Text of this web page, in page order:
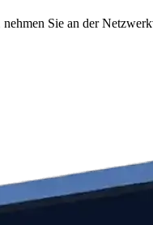
Sie an der